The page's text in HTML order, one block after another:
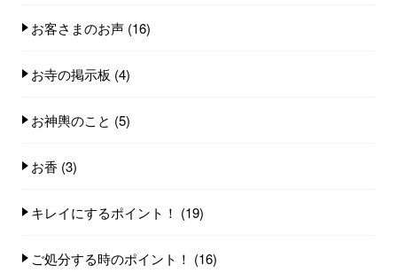
お客さまのお声 (16)
お寺の掲示板 (4)
お神輿のこと (5)
お香 (3)
キレイにするポイント！ (19)
ご処分する時のポイント！ (16)